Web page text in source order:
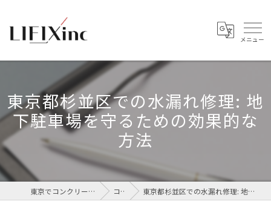
東京都杉並区での水漏れ修理: 地
下駐車場を守るための効果的な
方法
東京でコンクリートなら株式会社LIFIX コラム 東京都杉並区での水漏れ修理: 地下駐車場を守るための効果的な方法